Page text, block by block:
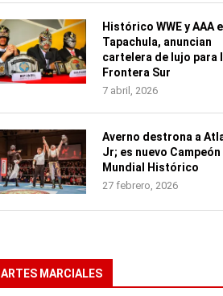
Histórico WWE y AAA
Tapachula, anuncian
cartelera de lujo para
Frontera Sur
7 abril, 2026
Averno destrona a
Jr; es nuevo Campeón
Mundial Histórico
27 febrero, 2026
ARTES MARCIALES